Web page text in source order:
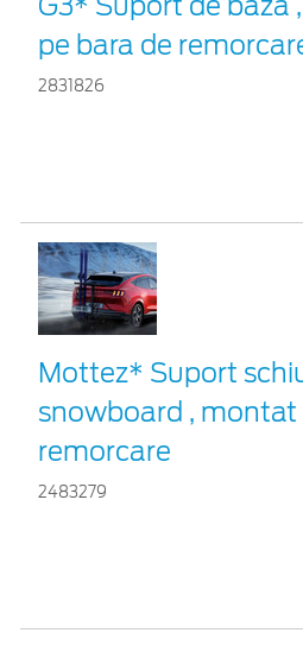
pe bara de
2831826
Mottez* Suport
snowboard , montat
remorcare
2483279